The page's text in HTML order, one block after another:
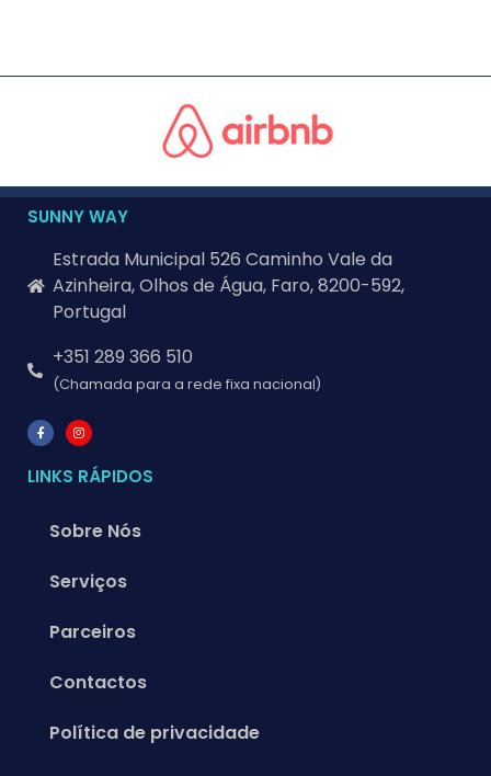
SUNNY WAY
Estrada Municipal 526 Caminho Vale da
Azinheira, Olhos de Água, Faro, 8200-592,
Portugal
+351 289 366 510
(Chamada para a rede fixa nacional)
LINKS RÁPIDOS
Sobre Nós
Serviços
Parceiros
Contactos
Política de privacidade